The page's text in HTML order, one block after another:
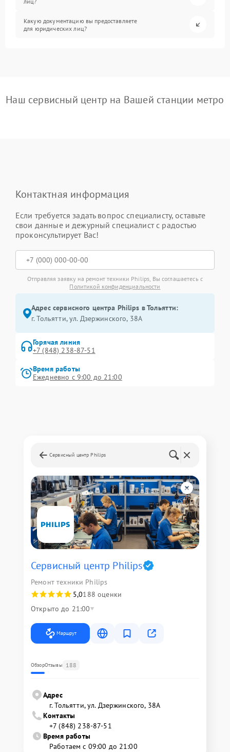
Какую документацию вы предоставляете
для юридических лиц?
Наш сервисный центр на Вашей станции метро
Контактная информация
Если требуется задать вопрос специалисту, оставьте
свои данные и дежурный специалист с радостью
проконсультирует Вас!
Отправляя заявку на ремонт техники Philips, Вы соглашаетесь с
Политикой конфиденциальности
Адрес сервисного центра Philips в Тольятти:
г. Тольятти, ул. Дзержинского, 38А
Горячая линия
+7 (848) 238-87-51
Время работы
Ежедневно с 9:00 до 21:00
Сервисный центр Philips
Сервисный центр Philips
Ремонт техники Philips
5,0188 оценки
Открыто до 21:00
Маршрут
ОбзорОтзывы 188
Адрес
г. Тольятти, ул. Дзержинского, 38А
Контакты
+7 (848) 238-87-51
Время работы
Работаем с 09:00 до 21:00